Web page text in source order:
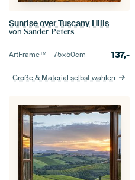
Sunrise over Tuscany Hills
von Sander Peters
ArtFrame™ –75×50cm 137,-
Größe & Material selbst wählen